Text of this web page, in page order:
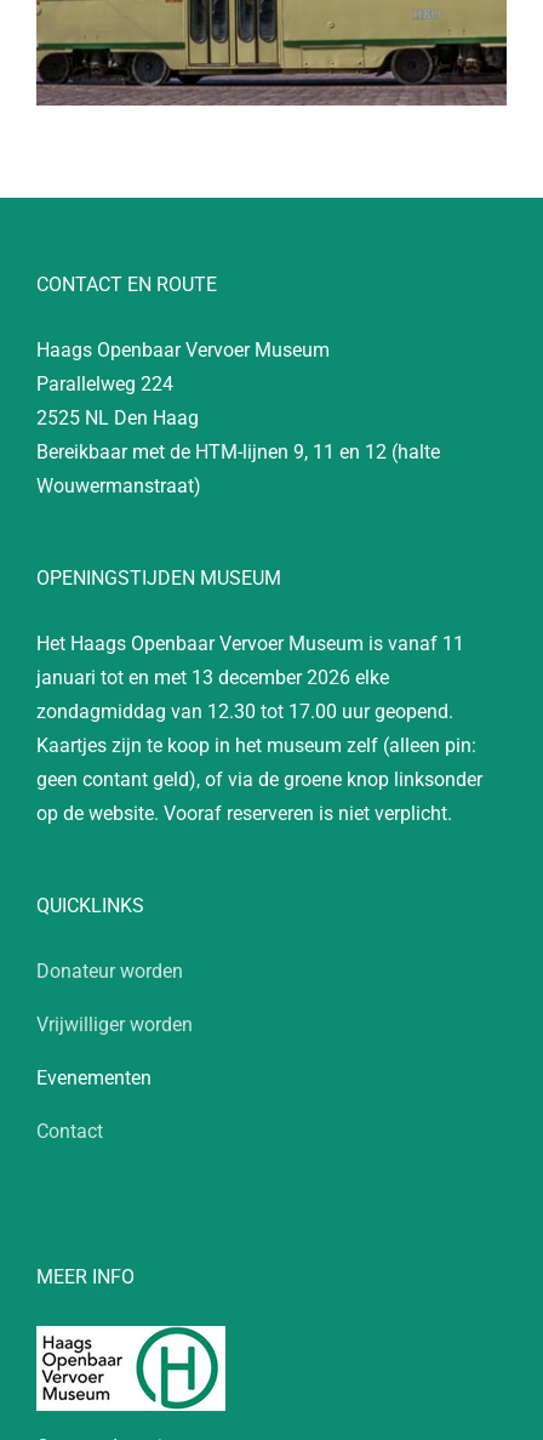
CONTACT EN ROUTE
Haags Openbaar Vervoer Museum
Parallelweg 224
2525 NL Den Haag
Bereikbaar met de HTM-lijnen 9, 11 en 12 (halte
Wouwermanstraat)
OPENINGSTIJDEN MUSEUM
Het Haags Openbaar Vervoer Museum is vanaf 11
januari tot en met 13 december 2026 elke
zondagmiddag van 12.30 tot 17.00 uur geopend.
Kaartjes zijn te koop in het museum zelf (alleen pin:
geen contant geld), of via de groene knop linksonder
op de website. Vooraf reserveren is niet verplicht.
QUICKLINKS
Donateur worden
Vrijwilliger worden
Evenementen
Contact
MEER INFO